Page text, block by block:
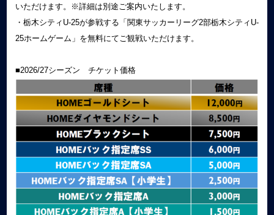
いただけます。※詳細は別途ご案内いたします。
・栃木シティU-25が参戦する「関東サッカーリーグ2部栃木シティU-
25ホームゲーム」を無料にてご観戦いただけます。
■2026/27シーズン チケット価格